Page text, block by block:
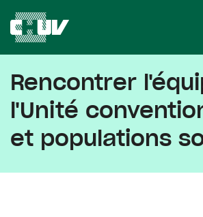
Rencontrer
l'Unité
et populations